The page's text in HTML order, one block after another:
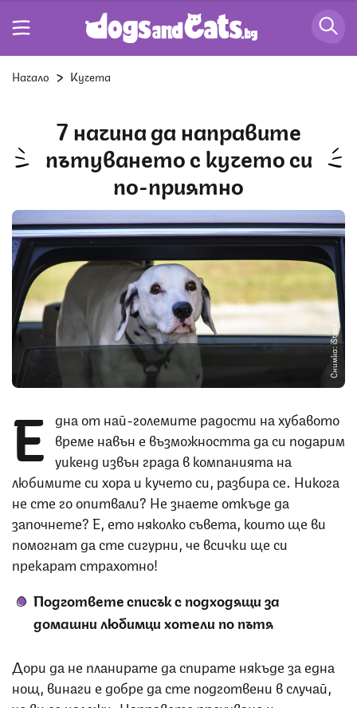
Начало Кучета
7 начина да направите
пътуването с кучето си
по-приятно
Снимка: iStock
Е дна от най-големите радости на хубавото
време навън е възможността да си подарим
уикенд извън града в компанията на
любимите си хора и кучето си, разбира се. Никога
не сте го опитвали? Не знаете откъде да
започнете? Е, ето няколко съвета, които ще ви
помогнат да сте сигурни, че всички ще си
прекарат страхотно!
Подгответе списък с подходящи за
домашни любимци хотели по пътя
Дори да не планирате да спирате някъде за една
нощ, винаги е добре да сте подготвени в случай,